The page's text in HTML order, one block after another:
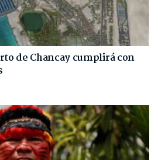
de Chancay cumplirá con